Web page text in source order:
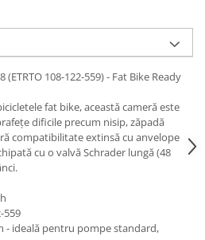
108-122-559) - Fat Bike Ready
fat bike, această cameră este
dificile precum nisip, zăpadă
compatibilitate extinsă cu anvelope
cu o valvă Schrader lungă (48
559
- ideală pentru pompe standard,